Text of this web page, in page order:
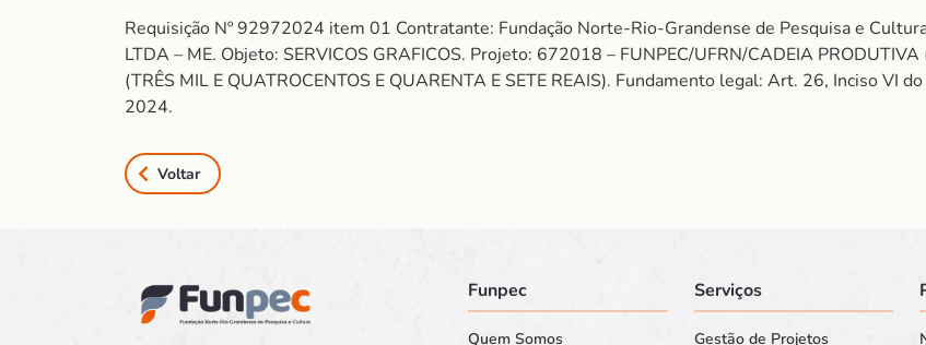
Requisição Nº 92972024 item 01 Contratante: Fundação Norte-Rio-Grandense de Pesquisa e
LTDA – ME. Objeto: SERVICOS GRAFICOS. Projeto: 672018 – FUNPEC/UFRN/CADEIA
(TRÊS MIL E QUATROCENTOS E QUARENTA E SETE REAIS). Fundamento legal: Art. 26, Inciso VI
2024.
Voltar
Funpec
Quem Somos
Serviços
Gestão de Projetos